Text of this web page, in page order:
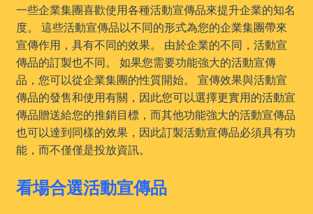
一些企業集團喜歡使用各種活動宣傳品來提升企業的知名
度。 這些活動宣傳品以不同的形式為您的企業集團帶來
宣傳作用，具有不同的效果。 由於企業的不同，活動宣
傳品的訂製也不同。 如果您需要功能強大的活動宣傳
品，您可以從企業集團的性質開始。 宣傳效果與活動宣
傳品的發售和使用有關，因此您可以選擇更實用的活動宣
傳品贈送給您的推銷目標，而其他功能強大的活動宣傳品
也可以達到同樣的效果，因此訂製活動宣傳品必須具有功
能，而不僅僅是投放資訊。
看場合選活動宣傳品